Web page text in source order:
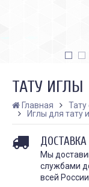
КАК ПРАВИЛЬНО
ДЕЛАТЬ
Дата:28.02.2024
Карбоновый
инновационная
ТАТУ ИГЛЫ
Главная
Иглы для тату
ДОСТАВКА
Мы
службами
всей России.